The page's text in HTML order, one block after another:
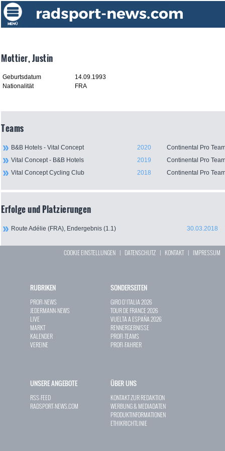
Mottier, Justin
Geburtsdatum
14.09.1993
Nationalität
FRA
Teams
B&B Hotels - Vital Concept 2020
Continental Pro
Vital Concept - B&B Hotels
2019
Continental Pro
Vital Concept Cycling Club
2018 Continental Pro
Erfolge und Platzierungen
Route Adélie (FRA), Endergebnis (1.1) 30.03.2018
COOKIE EINSTELLUNGEN | DATENSCHUTZ | KONTAKT| IMPRESSUM
RUBRIKEN
PROFI-NEWS
JEDERMANN-NEWS
LIVE
MARKT
KALENDER
VEREINE
SONDERSEITEN
GIRO D`ITALIA 2026
TOUR DE FRANCE 2026
VUELTA A ESPAÑA 2026
RENNERGEBNISSE
PROFI-TEAMS
PROFI-FAHRER
UNSERE ANGEBOTE
RSS-FEED
RADSPORT-NEWS.COM
ÜBER UNS
KONTAKT ZUR REDAKTION
WERBUNG & MEDIADATEN
PRODUKTINFORMATIONEN
ETHIKRICHTLINIE